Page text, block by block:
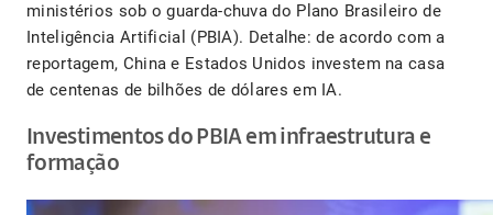
ministérios sob o guarda-chuva do Plano Brasileiro de
Inteligência Artificial (PBIA). Detalhe: de acordo com a
reportagem, China e Estados Unidos investem na casa
de centenas de bilhões de dólares em IA.
Investimentos do PBIA em infraestrutura e
formação